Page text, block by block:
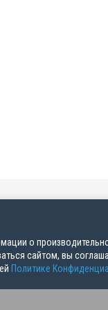
о
сайтом, вы
Политике